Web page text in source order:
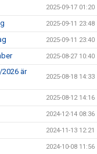
2025-09-17 01:20
2025-09-11 23:48
2025-09-11 23:40
2025-08-27 10:40
är
2025-08-18 14:33
2025-08-12 14:16
2024-12-14 08:36
2024-11-13 12:21
2024-10-08 11:56